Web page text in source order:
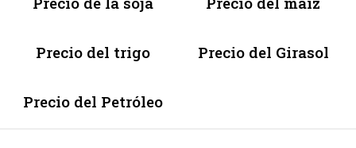
Precio del trigo Precio del Girasol
Precio del Petróleo